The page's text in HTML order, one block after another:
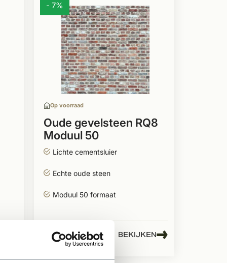
- 7%
Op voorraad
Oude gevelsteen RQ8
Moduul 50
Lichte cementsluier
Echte oude steen
Moduul 50 formaat
1,05979,-
Per pallet
BEKIJKEN